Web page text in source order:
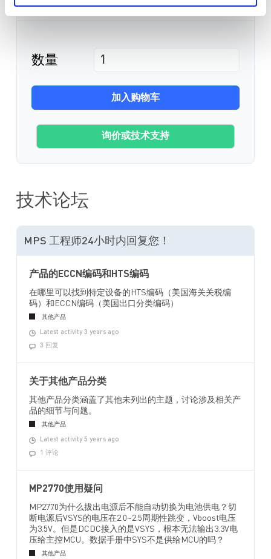
数量
加入购物车
询价或技术支持
技术论坛
MPS 工程师24小时内回复您！
产品的ECCN编码和HTS编码
在哪里可以找到特定设备的HTS编码（美国海关关税编
码）和ECCN编码（美国出口分类编码）
其他产品
Latest activity 3 years ago
3 回复
关于其他产品分类
其他产品分类涵盖了其他未列出的主题，讨论涉及相关产
品的细节与问题。
其他产品
Latest activity 5 years ago
1 评论
MP2770使用疑问
MP2770为什么拔出电源后不能自动切换为电池供电？切
断电源后VSYS的电压在2.0~2.5周期性跳变，Vboost电压
为3.5V。但是DCDC接入的是VSYS，根本无法输出3.3V电
压给主控MCU。数据手册中SYS不是供给MCU的吗？
其他产品